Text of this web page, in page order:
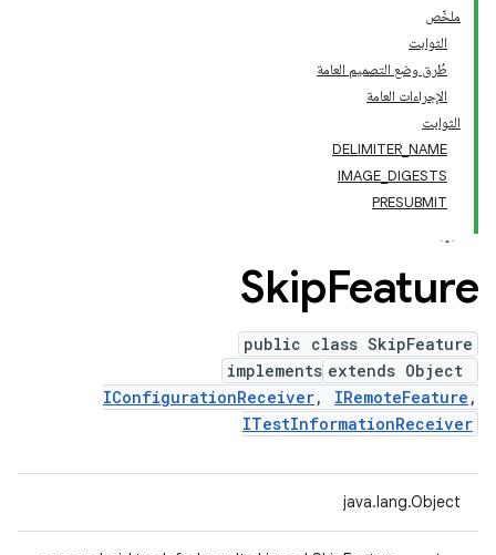
ملخّص
الثوابت
طُرق وضع التصميم العامة
الإجراءات العامة
الثوابت
DELIMITER_NAME
IMAGE_DIGESTS
PRESUBMIT
SkipFeature
public class SkipFeature
extends Object
implements
IConfigurationReceiver, IRemoteFeature ,
ITestInformationReceiver
java.lang.Object